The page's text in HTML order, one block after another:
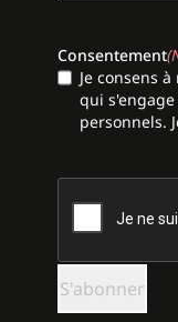
Consentement
Je consens
qui
personnels.
CAPTCHA